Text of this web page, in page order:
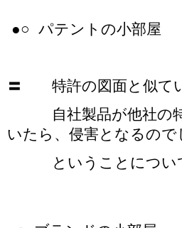
●○ パテントの小部屋
〓 特許の図面と似て
自社製品が他社の特
いたら、侵害となるので
ということについて